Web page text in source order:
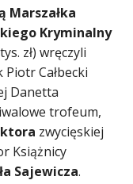
Marszałka
Kryminalny
zł) wręczyli
Całbecki
Danetta
trofeum,
zwycięskiej
Książnicy
Sajewicza.